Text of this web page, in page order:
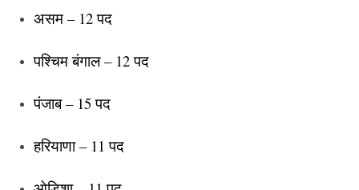
असम – 12 पद
पश्चिम बंगाल – 12 पद
पंजाब – 15 पद
हरियाणा – 11 पद